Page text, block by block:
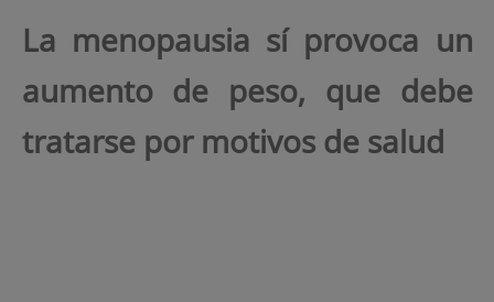
La menopausia sí provoca un
aumento de peso, que debe
tratarse por motivos de salud